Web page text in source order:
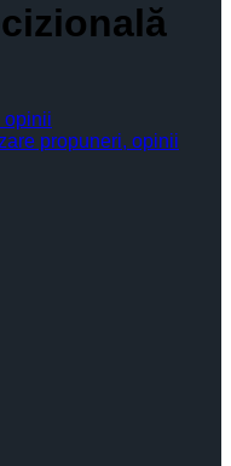
opinii
propuneri, opinii